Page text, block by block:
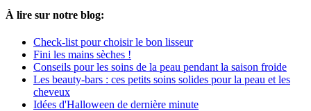
À lire sur notre blog:
Check-list pour choisir le bon lisseur
Fini les mains sèches !
Conseils pour les soins de la peau pendant la saison froide
Les beauty-bars : ces petits soins solides pour la peau et les
cheveux
Idées d'Halloween de dernière minute